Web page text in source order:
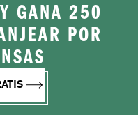
GANA 250
POR